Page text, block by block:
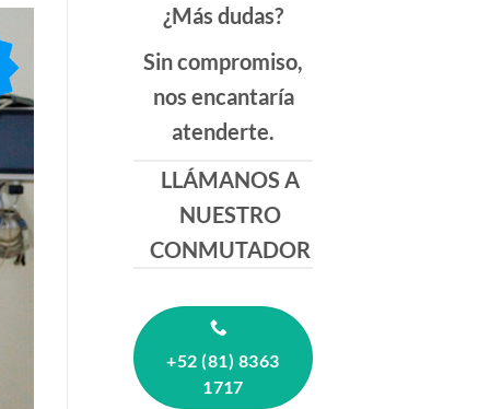
¿Más dudas?
Sin compromiso,
nos encantaría
atenderte.
LLÁMANOS A
NUESTRO
CONMUTADOR
+52 (81) 8363
1717